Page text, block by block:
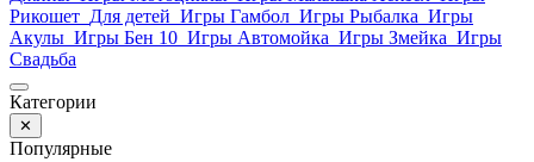
Рикошет Для детей Игры Гамбол Игры Рыбалка Игры
Акулы Игры Бен 10 Игры Автомойка Игры Змейка Игры
Свадьба
Категории
✕
Популярные